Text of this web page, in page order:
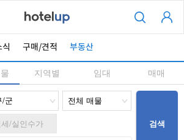
식 구매/견적 부동산
지역별 임대 매매
검색